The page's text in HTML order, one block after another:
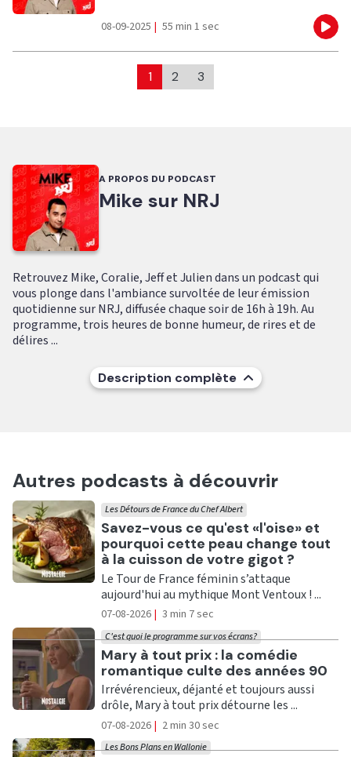
08-09-2025 | 55 min 1 sec
1 2 3
A PROPOS DU PODCAST
Mike sur NRJ
Retrouvez Mike, Coralie, Jeff et Julien dans un podcast qui
vous plonge dans l'ambiance survoltée de leur émission
quotidienne sur NRJ, diffusée chaque soir de 16h à 19h. Au
programme, trois heures de bonne humeur, de rires et de
délires ...
Description complète
Autres podcasts à découvrir
Ecouter
Savez-vous ce qu'est «l'oise» et
pourquoi cette peau change tout
à la cuisson de votre gigot ?
Les Détours de France du Chef Albert
Le Tour de France féminin s’attaque
aujourd'hui au mythique Mont Ventoux ! ...
07-08-2026 | 3 min 7 sec
Ecouter
Mary à tout prix : la comédie
romantique culte des années 90
C'est quoi le programme sur vos écrans?
Irrévérencieux, déjanté et toujours aussi
drôle, Mary à tout prix détourne les ...
07-08-2026 | 2 min 30 sec
Les Bons Plans en Wallonie